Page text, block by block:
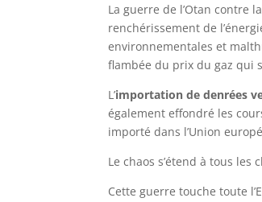
La guerre de l’Otan contre
renchérissement de
environnementales et
flambée du prix du gaz qui
L’importation de denrées
également effondré les
importé dans l’Union
Le chaos s’étend à tous
Cette guerre touche toute